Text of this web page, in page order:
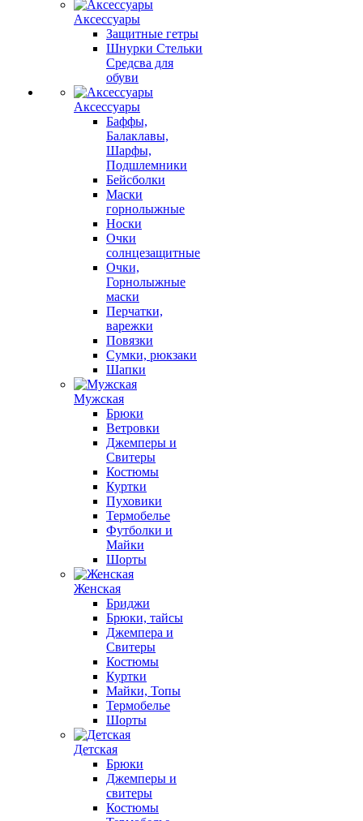
Аксессуары
Защитные гетры
Шнурки Стельки
Средсва для
обуви
Аксессуары
Баффы,
Балаклавы,
Шарфы,
Подшлемники
Бейсболки
Маски
горнолыжные
Носки
Очки
солнцезащитные
Очки,
Горнолыжные
маски
Перчатки,
варежки
Повязки
Сумки, рюкзаки
Шапки
Мужская
Брюки
Ветровки
Джемперы и
Свитеры
Костюмы
Куртки
Пуховики
Термобелье
Футболки и
Майки
Шорты
Женская
Бриджи
Брюки, тайсы
Джемпера и
Свитеры
Костюмы
Куртки
Майки, Топы
Термобелье
Шорты
Детская
Брюки
Джемперы и
свитеры
Костюмы